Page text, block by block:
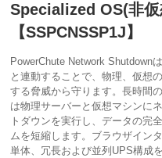
Specialized OS(非仮
【SSPCNSSP1J】
PowerChute Network Shutdown
と連動することで、物理、仮想
する脅威から守ります。長時間
は物理サーバーと仮想マシンに
トダウンを実行し、データの完
ムを短縮します。ブラウザイン
単体、冗長および並列UPS構成